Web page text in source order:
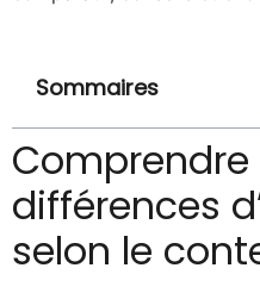
Comprendre
différences
selon le
Sommaires